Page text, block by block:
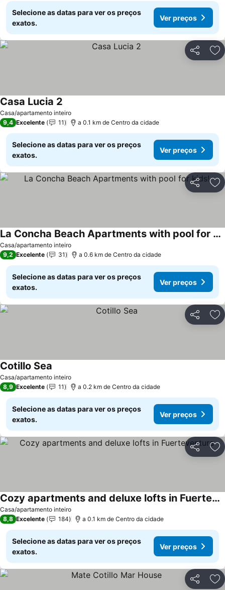
Selecione as datas para ver os preços
exatos.
Ver preços
Partilhar
Casa/apartamento inteiro
Casa Lucia 2
9,4 Excelente 11 a 0.1 km de Centro da cidade
Selecione as datas para ver os preços
exatos.
Ver preços
Partilhar
Casa/apartamento inteiro
La Concha Beach Apartments with pool for kids!
9,2 Excelente 31 a 0.6 km de Centro da cidade
Selecione as datas para ver os preços
exatos.
Ver preços
Partilhar
Casa/apartamento inteiro
Cotillo Sea
8,9 Excelente 11 a 0.2 km de Centro da cidade
Selecione as datas para ver os preços
exatos.
Ver preços
Partilhar
Casa/apartamento inteiro
Cozy apartments and deluxe lofts in Fuerteventura
8,8 Excelente 184 a 0.1 km de Centro da cidade
Selecione as datas para ver os preços
exatos.
Ver preços
Partilhar